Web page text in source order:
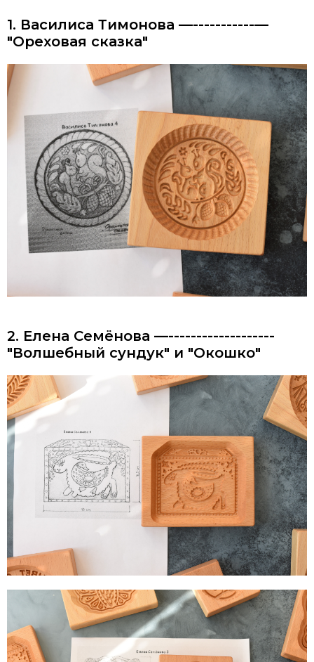
1. Василиса Тимонова —-----------—
"Ореховая сказка"
2. Елена Семёнова —-------------------
"Волшебный сундук" и "Окошко"